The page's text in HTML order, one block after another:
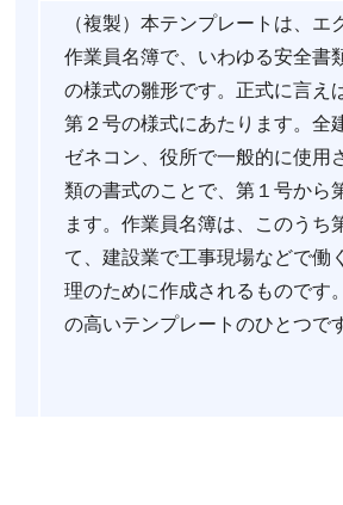
（複製）本テンプレートは、エ
作業員名簿で、いわゆる安全書
の様式の雛形です。正式に言え
第２号の様式にあたります。全
ゼネコン、役所で一般的に使用
類の書式のことで、第１号から
ます。作業員名簿は、このうち
て、建設業で工事現場などで働
理のために作成されるものです
の高いテンプレートのひとつで